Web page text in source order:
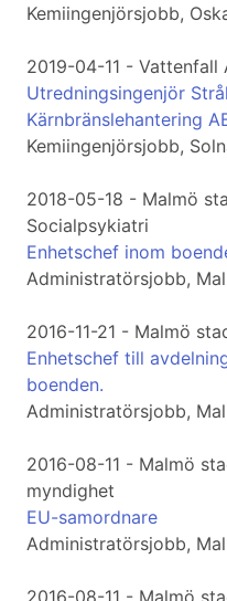
Kemiingenjörsjobb,
2019-04-11 - Vattenfall
Utredningsingenjör
Kärnbränslehantering
Kemiingenjörsjobb,
2018-05-18 - Malmö
Socialpsykiatri
Enhetschef inom
Administratörsjobb,
2016-11-21 - Malmö
Enhetschef till
boenden.
Administratörsjobb,
2016-08-11 - Malmö
myndighet
EU-samordnare
Administratörsjobb,